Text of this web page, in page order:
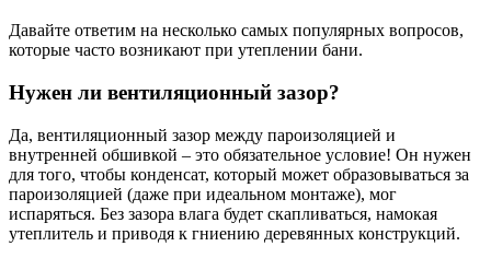
Давайте ответим на несколько самых популярных вопросов,
которые часто возникают при утеплении бани.
Нужен ли вентиляционный зазор?
Да, вентиляционный зазор между пароизоляцией и
внутренней обшивкой – это обязательное условие! Он нужен
для того, чтобы конденсат, который может образовываться за
пароизоляцией (даже при идеальном монтаже), мог
испаряться. Без зазора влага будет скапливаться, намокая
утеплитель и приводя к гниению деревянных конструкций.